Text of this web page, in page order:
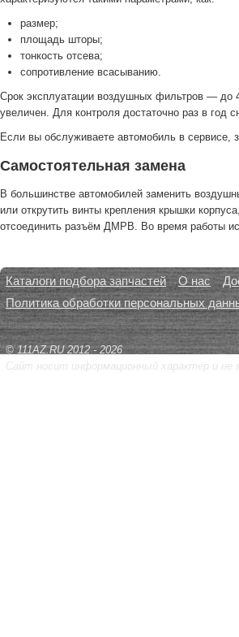
размер;
площадь шторы;
тонкость отсева;
сопротивление всасыванию.
Срок эксплуатации воздушных фильтров — до
увеличен. Для контроля достаточно раз в год
Если вы обслуживаете автомобиль в сервисе,
Самостоятельная замена
В большинстве автомобилей заменить
или открутить винты крепления крышки
отсоединить разъём ДМРВ. Во время работы
Каталоги подбора запчастей О нас
Политика обработки персональных
© 111AZ.RU 2012 - 2026
Сайт носит информационный характер и не